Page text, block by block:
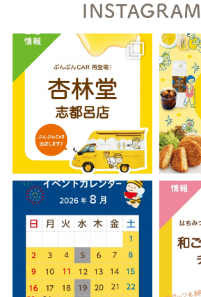
INSTAGRAM